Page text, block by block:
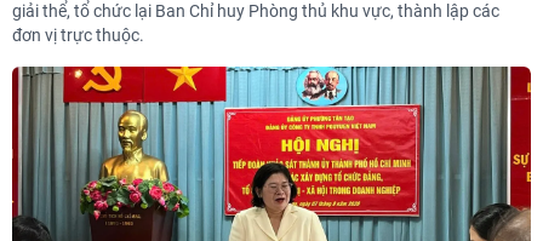
giải thể, tổ chức lại Ban Chỉ huy Phòng thủ khu vực, thành lập các
đơn vị trực thuộc.